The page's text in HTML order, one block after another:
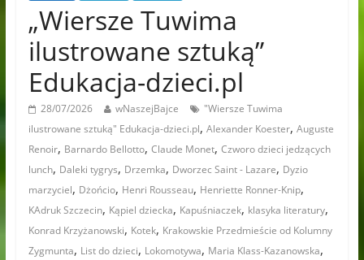
„Wiersze Tuwima
ilustrowane sztuką”
Edukacja-dzieci.pl
28/07/2026 wNaszejBajce
"Wiersze Tuwima
ilustrowane sztuką" Edukacja-dzieci.pl, Alexander Koester, Auguste
Renoir, Barnardo Bellotto, Claude Monet, Czworo dzieci jedzących
lunch, Daleki tygrys, Drzemka, Dworzec Saint - Lazare, Dyzio
marzyciel, Dżońcio, Henri Rousseau, Henriette Ronner-Knip,
KAdruk Szczecin, Kąpiel dziecka, Kapuśniaczek, klasyka literatury,
Konrad Krzyżanowski, Kotek, Krakowskie Przedmieście od Kolumny
Zygmunta, List do dzieci, Lokomotywa, Maria Klass-Kazanowska,